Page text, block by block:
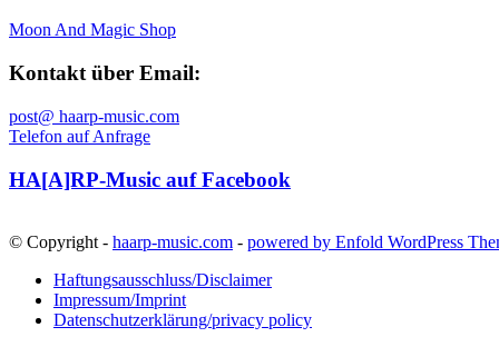
Moon And Magic Shop
Kontakt über Email:
post@ haarp-music.com
Telefon auf Anfrage
HA[A]RP-Music auf Facebook
© Copyright - haarp-music.com - powered by Enfold WordPress
Haftungsausschluss/Disclaimer
Impressum/Imprint
Datenschutzerklärung/privacy policy